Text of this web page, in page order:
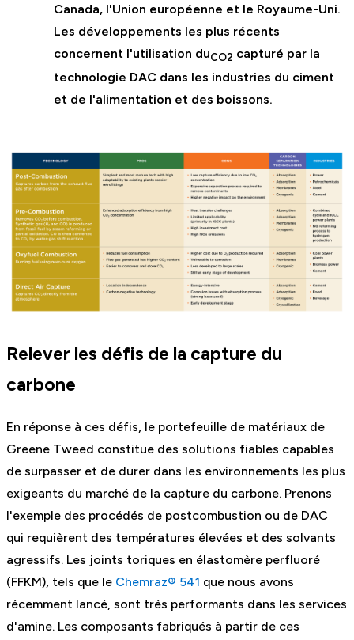
Canada, l'Union européenne et le Royaume-Uni.
Les développements les plus récents
concernent l'utilisation duCO2 capturé par la
technologie DAC dans les industries du ciment
et de l'alimentation et des boissons.
Relever les défis de la capture du
carbone
En réponse à ces défis, le portefeuille de matériaux de
Greene Tweed constitue des solutions fiables capables
de surpasser et de durer dans les environnements les plus
exigeants du marché de la capture du carbone. Prenons
l'exemple des procédés de postcombustion ou de DAC
qui requièrent des températures élevées et des solvants
agressifs. Les joints toriques en élastomère perfluoré
(FFKM), tels que le Chemraz® 541 que nous avons
récemment lancé, sont très performants dans les services
d'amine. Les composants fabriqués à partir de ces